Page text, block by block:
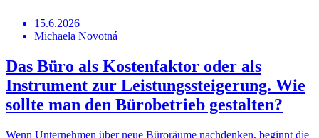
15.6.2026
Michaela Novotná
Das Büro als Kostenfaktor oder als
Instrument zur Leistungssteigerung. Wie
sollte man den Bürobetrieb gestalten?
Wenn Unternehmen über neue Büroräume nachdenken, beginnt die